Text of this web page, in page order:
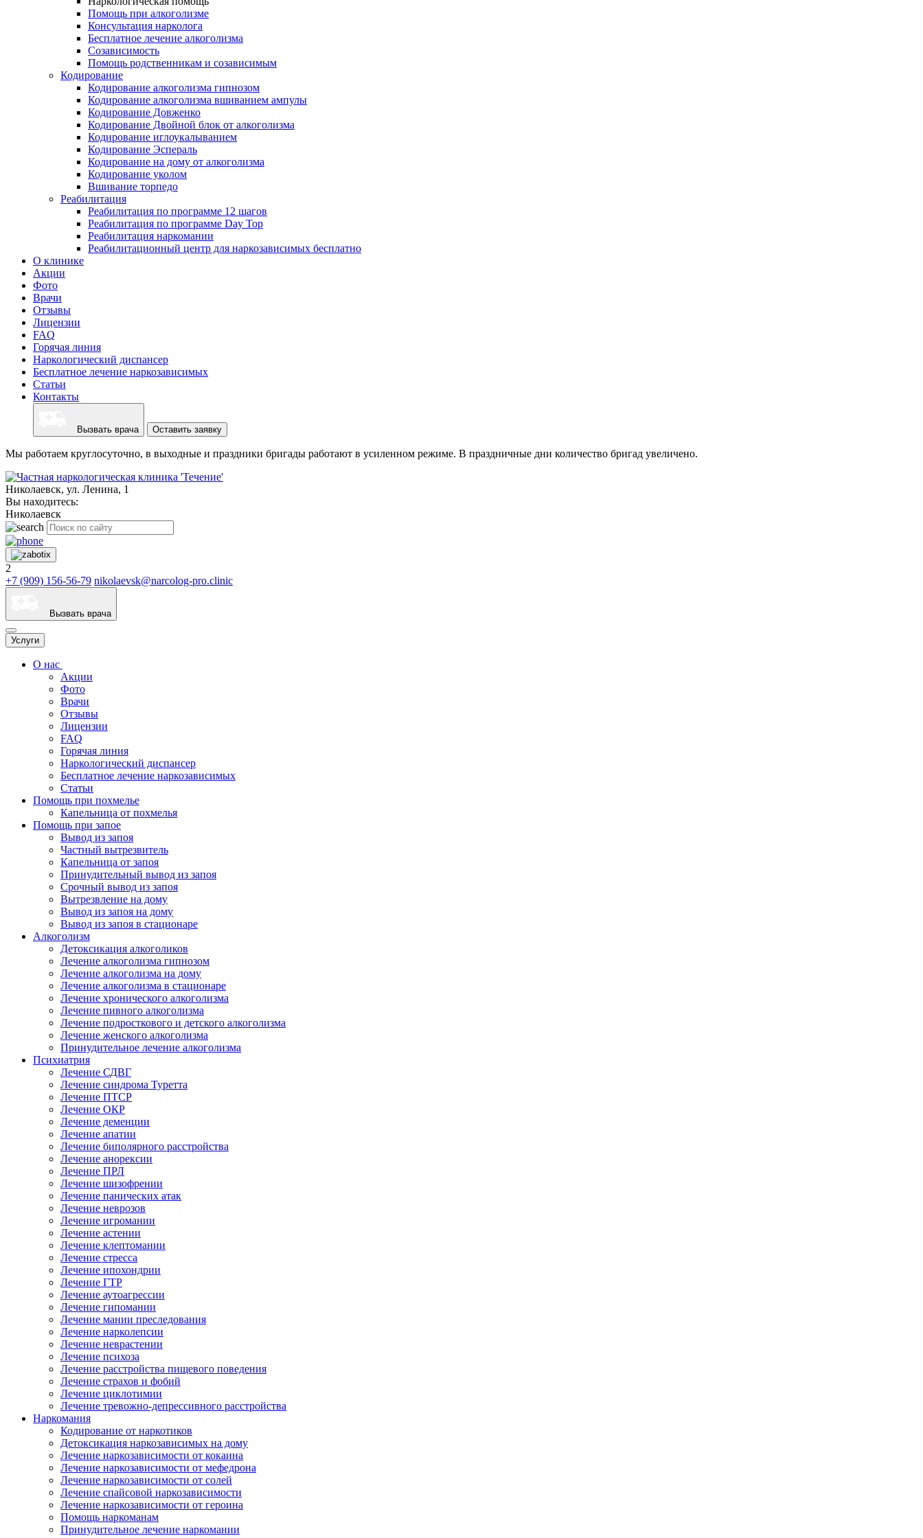
Помощь при алкоголизме
Консультация нарколога
Бесплатное лечение алкоголизма
Созависимость
Помощь родственникам и созависимым
Кодирование
Кодирование алкоголизма гипнозом
Кодирование алкоголизма вшиванием ампулы
Кодирование Довженко
Кодирование Двойной блок от алкоголизма
Кодирование иглоукалыванием
Кодирование Эспераль
Кодирование на дому от алкоголизма
Кодирование уколом
Вшивание торпедо
Реабилитация
Реабилитация по программе 12 шагов
Реабилитация по программе Day Top
Реабилитация наркомании
Реабилитационный центр для наркозависимых бесплатно
О клинике
Акции
Фото
Врачи
Отзывы
Лицензии
FAQ
Горячая линия
Наркологический диспансер
Бесплатное лечение наркозависимых
Статьи
Контакты
Вызвать врача Оставить заявку
Мы работаем круглосуточно, в выходные и праздники бригады работают в усиленном режиме. В праздничные дни количество бригад увеличено.
Николаевск, ул. Ленина, 1
Вы находитесь:
Николаевск
2
+7 (909) 156-56-79 nikolaevsk@narcolog-pro.clinic
Вызвать врача
Услуги
О нас
Акции
Фото
Врачи
Отзывы
Лицензии
FAQ
Горячая линия
Наркологический диспансер
Бесплатное лечение наркозависимых
Статьи
Помощь при похмелье
Капельница от похмелья
Помощь при запое
Вывод из запоя
Частный вытрезвитель
Капельница от запоя
Принудительный вывод из запоя
Срочный вывод из запоя
Вытрезвление на дому
Вывод из запоя на дому
Вывод из запоя в стационаре
Алкоголизм
Детоксикация алкоголиков
Лечение алкоголизма гипнозом
Лечение алкоголизма на дому
Лечение алкоголизма в стационаре
Лечение хронического алкоголизма
Лечение пивного алкоголизма
Лечение подросткового и детского алкоголизма
Лечение женского алкоголизма
Принудительное лечение алкоголизма
Психиатрия
Лечение СДВГ
Лечение синдрома Туретта
Лечение ПТСР
Лечение ОКР
Лечение деменции
Лечение апатии
Лечение биполярного расстройства
Лечение анорексии
Лечение ПРЛ
Лечение шизофрении
Лечение панических атак
Лечение неврозов
Лечение игромании
Лечение астении
Лечение клептомании
Лечение стресса
Лечение ипохондрии
Лечение ГТР
Лечение аутоагрессии
Лечение гипомании
Лечение мании преследования
Лечение нарколепсии
Лечение неврастении
Лечение психоза
Лечение расстройства пищевого поведения
Лечение страхов и фобий
Лечение циклотимии
Лечение тревожно-депрессивного расстройства
Наркомания
Кодирование от наркотиков
Детоксикация наркозависимых на дому
Лечение наркозависимости от кокаина
Лечение наркозависимости от мефедрона
Лечение наркозависимости от солей
Лечение спайсовой наркозависимости
Лечение наркозависимости от героина
Помощь наркоманам
Принудительное лечение наркомании